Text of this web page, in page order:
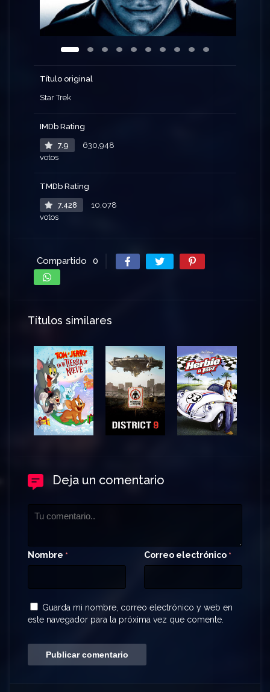
Título original
Star Trek
IMDb Rating
7.9
630,948
votos
TMDb Rating
7.428
10,078
votos
Compartido 0
Títulos similares
Deja un comentario
Nombre * Correo electrónico *
Guarda mi nombre, correo electrónico y web en
este navegador para la próxima vez que comente.